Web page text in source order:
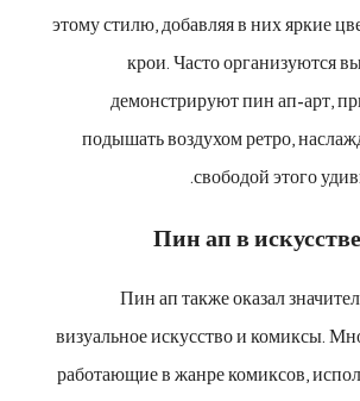
этому стилю, добавляя в них яркие
крои. Часто организуются
демонстрируют пин ап-арт,
подышать воздухом ретро,
свободой этого
Пин ап в
Пин ап также оказал
визуальное искусство и комиксы.
работающие в жанре комиксов,